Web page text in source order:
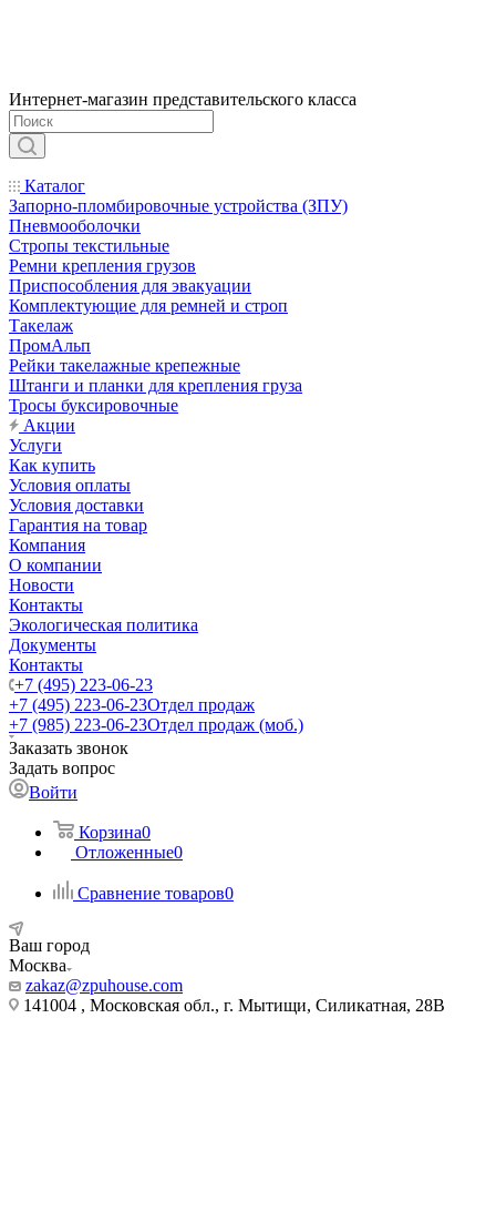
Интернет-магазин представительского класса
Каталог
Запорно-пломбировочные устройства (ЗПУ)
Пневмооболочки
Стропы текстильные
Ремни крепления грузов
Приспособления для эвакуации
Комплектующие для ремней и строп
Такелаж
ПромАльп
Рейки такелажные крепежные
Штанги и планки для крепления груза
Тросы буксировочные
Акции
Услуги
Как купить
Условия оплаты
Условия доставки
Гарантия на товар
Компания
О компании
Новости
Контакты
Экологическая политика
Документы
Контакты
+7 (495) 223-06-23
+7 (495) 223-06-23Отдел продаж
+7 (985) 223-06-23Отдел продаж (моб.)
Заказать звонок
Задать вопрос
Войти
Корзина0
Отложенные0
Сравнение товаров0
Ваш город
Москва
zakaz@zpuhouse.com
141004 , Московская обл., г. Мытищи, Силикатная, 28В